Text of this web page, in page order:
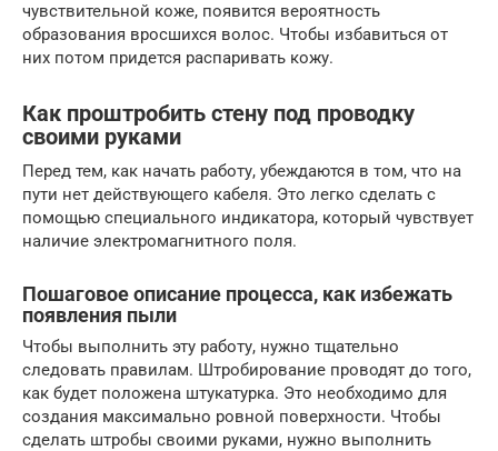
чувствительной коже, появится вероятность
образования вросшихся волос. Чтобы избавиться от
них потом придется распаривать кожу.
Как проштробить стену под проводку
своими руками
Перед тем, как начать работу, убеждаются в том, что на
пути нет действующего кабеля. Это легко сделать с
помощью специального индикатора, который чувствует
наличие электромагнитного поля.
Пошаговое описание процесса, как избежать
появления пыли
Чтобы выполнить эту работу, нужно тщательно
следовать правилам. Штробирование проводят до того,
как будет положена штукатурка. Это необходимо для
создания максимально ровной поверхности. Чтобы
сделать штробы своими руками, нужно выполнить